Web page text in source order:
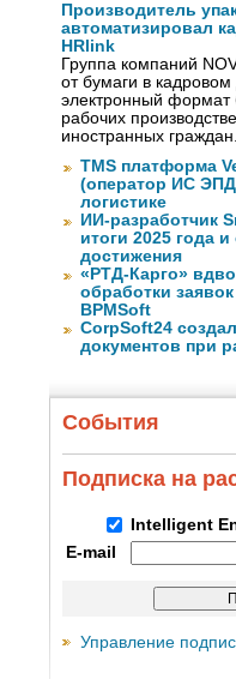
Производитель
автоматизировал
HRlink
Группа компаний
от бумаги в
электронный формат
рабочих
иностранных
TMS платформа
(оператор ИС
логистике
ИИ-разработчик
итоги 2025 года
достижения
«РТД-Карго»
обработки
BPMSoft
CorpSoft24
документов при
События
Подписка на
Intelligent
E-mail
Управление